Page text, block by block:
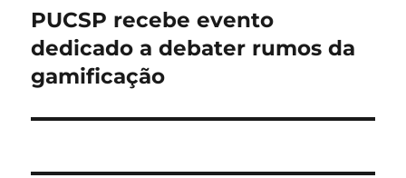
Próximo
post:
PUCSP recebe evento
dedicado a debater rumos da
gamificação